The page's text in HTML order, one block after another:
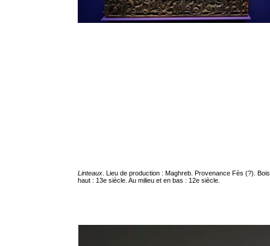
Linteaux . Lieu de production : Maghreb. Provenance Fès (?).
haut : 13e siècle. Au milieu et en bas : 12e siècle.